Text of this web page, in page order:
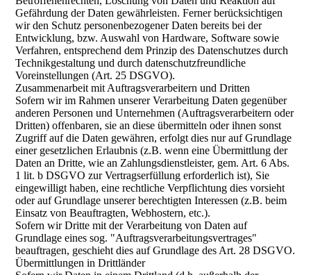
Gefährdung der Daten gewährleisten. Ferner berücksichtigen
wir den Schutz personenbezogener Daten bereits bei der
Entwicklung, bzw. Auswahl von Hardware, Software sowie
Verfahren, entsprechend dem Prinzip des Datenschutzes durch
Technikgestaltung und durch datenschutzfreundliche
Voreinstellungen (Art. 25 DSGVO).
Zusammenarbeit mit Auftragsverarbeitern und Dritten
Sofern wir im Rahmen unserer Verarbeitung Daten gegenüber
anderen Personen und Unternehmen (Auftragsverarbeitern oder
Dritten) offenbaren, sie an diese übermitteln oder ihnen sonst
Zugriff auf die Daten gewähren, erfolgt dies nur auf Grundlage
einer gesetzlichen Erlaubnis (z.B. wenn eine Übermittlung der
Daten an Dritte, wie an Zahlungsdienstleister, gem. Art. 6 Abs.
1 lit. b DSGVO zur Vertragserfüllung erforderlich ist), Sie
eingewilligt haben, eine rechtliche Verpflichtung dies vorsieht
oder auf Grundlage unserer berechtigten Interessen (z.B. beim
Einsatz von Beauftragten, Webhostern, etc.).
Sofern wir Dritte mit der Verarbeitung von Daten auf
Grundlage eines sog. "Auftragsverarbeitungsvertrages"
beauftragen, geschieht dies auf Grundlage des Art. 28 DSGVO.
Übermittlungen in Drittländer